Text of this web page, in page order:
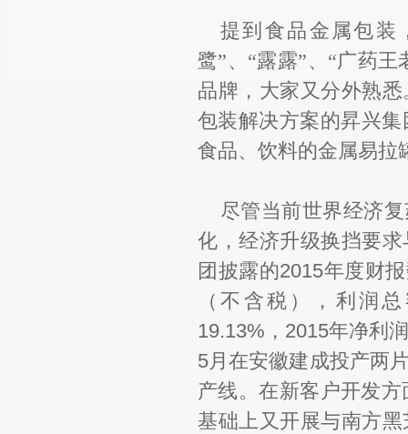
提到食品金属包装
鹭”、 “露露”、 “广药王
品牌，大家又分外熟
包装解决方案的昇兴
食品、饮料的金属易拉
尽管当前世界经济
化，经济升级换挡要
团披露的2015年度财
（不含税），利润
19.13%，2015年净利
5月在安徽建成投产两
产线。在新客户开发
基础上又开展与南方